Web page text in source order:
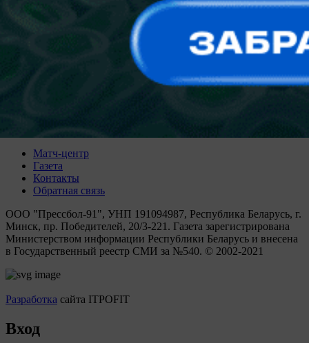
Позавчера, 2 августа, взял старт второй по значимости
официальный хоккейный турнир на внутреннем фронте. C
2013 года розыгрыш Кубка Беларуси носит имя
прославленного отечественного хоккеиста Руслана Салея, а
вообще в сезоне-2026/27 мероприятие пройдет 26-й раз.
Защищать звание победителя будет столичная “Юность”, а
всего обладателями почетного трофея в разное время
Купить подписку
Матч-центр
Газета
Контакты
Обратная связь
ООО "Прессбол-91", УНП 191094987, Республика Беларусь, г.
Минск, пр. Победителей, 20/3-221. Газета зарегистрирована
Министерством информации Республики Беларусь и внесена
в Государственный реестр СМИ за №540. © 2002-2021
Разработка сайта ITPOFIT
Вход